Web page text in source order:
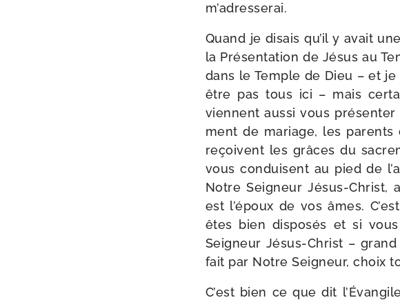
m’adresserai.
Quand je disais qu’il y avait
la Présentation de Jésus au
dans le Temple de Dieu – et
être pas tous ici – mais
viennent aus­si vous
ment de mariage, les parents
reçoivent les grâces du
vous conduisent au pied de
Notre Seigneur Jésus-​Christ,
est l’époux de vos âmes.
êtes bien dis­po­sés et si
Seigneur Jésus-​Christ –
fait par Notre Seigneur, choix
C’est bien ce que dit